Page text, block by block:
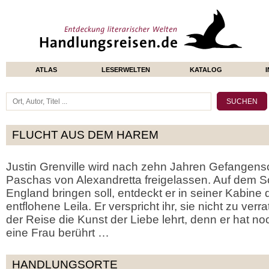
ATLAS LESERWELTEN KATALOG
FLUCHT AUS DEM HAREM
Justin Grenville wird nach zehn Jahren
Paschas von Alexandretta freigelassen. Auf dem
England bringen soll, entdeckt er in seiner Kabine
entflohene Leila. Er verspricht ihr, sie nicht zu
der Reise die Kunst der Liebe lehrt, denn er hat
eine Frau berührt …
HANDLUNGSORTE